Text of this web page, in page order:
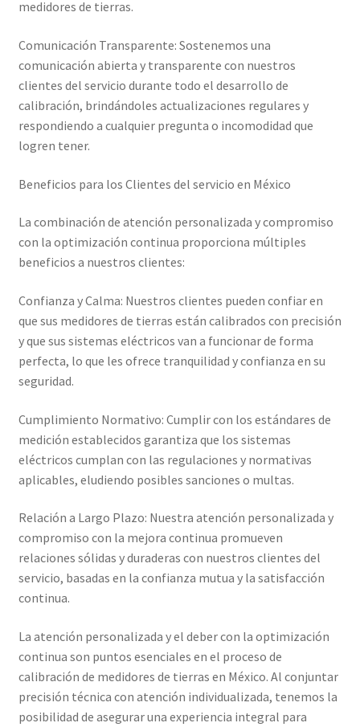
medidores de tierras.
Comunicación Transparente: Sostenemos una
comunicación abierta y transparente con nuestros
clientes del servicio durante todo el desarrollo de
calibración, brindándoles actualizaciones regulares y
respondiendo a cualquier pregunta o incomodidad que
logren tener.
Beneficios para los Clientes del servicio en México
La combinación de atención personalizada y compromiso
con la optimización continua proporciona múltiples
beneficios a nuestros clientes:
Confianza y Calma: Nuestros clientes pueden confiar en
que sus medidores de tierras están calibrados con precisión
y que sus sistemas eléctricos van a funcionar de forma
perfecta, lo que les ofrece tranquilidad y confianza en su
seguridad.
Cumplimiento Normativo: Cumplir con los estándares de
medición establecidos garantiza que los sistemas
eléctricos cumplan con las regulaciones y normativas
aplicables, eludiendo posibles sanciones o multas.
Relación a Largo Plazo: Nuestra atención personalizada y
compromiso con la mejora continua promueven
relaciones sólidas y duraderas con nuestros clientes del
servicio, basadas en la confianza mutua y la satisfacción
continua.
La atención personalizada y el deber con la optimización
continua son puntos esenciales en el proceso de
calibración de medidores de tierras en México. Al conjuntar
precisión técnica con atención individualizada, tenemos la
posibilidad de asegurar una experiencia integral para